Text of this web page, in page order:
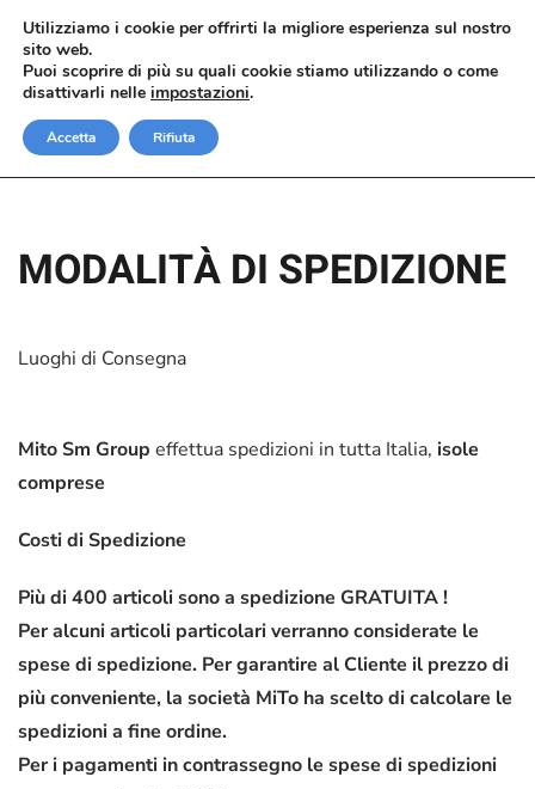
Passa al contenuto principale
MODALITÀ DI SPEDIZIONE
Luoghi di Consegna
Mito Sm Group effettua spedizioni in tutta Italia, isole
comprese
Costi di Spedizione
Più di 400 articoli sono a spedizione GRATUITA !
Per alcuni articoli particolari verranno considerate le
spese di spedizione. Per garantire al Cliente il prezzo di
più conveniente, la società MiTo ha scelto di calcolare le
spedizioni a fine ordine.
Per i pagamenti in contrassegno le spese di spedizioni
Utilizziamo i cookie per offrirti la migliore esperienza sul nostro
sito web.
Puoi scoprire di più su quali cookie stiamo utilizzando o come
disattivarli nelle impostazioni.
Accetta Rifiuta